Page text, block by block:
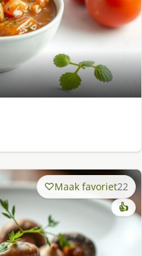
Maak favoriet22
👍